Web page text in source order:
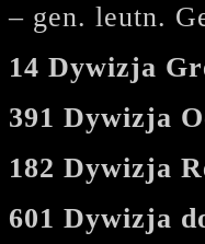
– gen. leutn.
14 Dywizja
391 Dywizja
182 Dywizja
601 Dywizja